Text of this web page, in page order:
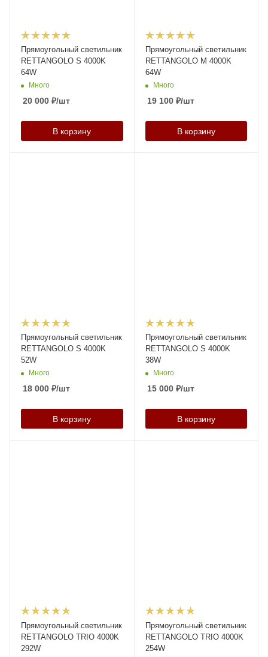
Прямоугольный светильник
RETTANGOLO S 4000K
64W
Много
20 000 ₽/шт
В корзину
Прямоугольный светильник
RETTANGOLO M 4000K
64W
Много
19 100₽/шт
В корзину
Прямоугольный светильник
RETTANGOLO S 4000K
52W
Много
18 000 ₽/шт
В корзину
Прямоугольный светильник
RETTANGOLO S 4000K
38W
Много
15 000₽/шт
В корзину
Прямоугольный светильник
RETTANGOLO TRIO 4000K
292W
Прямоугольный светильник
RETTANGOLO TRIO 4000K
254W